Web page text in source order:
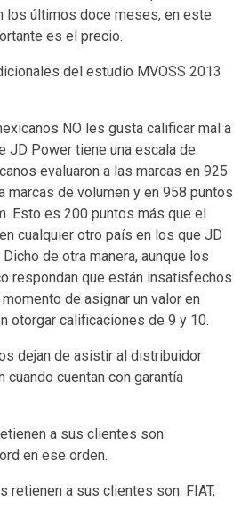
los últimos doce meses, en este
es el precio.
del estudio MVOSS 2013
NO les gusta calificar mal a
JD Power tiene una escala de
evaluaron a las marcas en 925
marcas de volumen y en 958 puntos
Esto es 200 puntos más que el
cualquier otro país en los que JD
de otra manera, aunque los
respondan que están insatisfechos
de asignar un valor en
otorgar calificaciones de 9 y 10.
dejan de asistir al distribuidor
cuando cuentan con garantía
a sus clientes son:
en ese orden.
retienen a sus clientes son: FIAT,